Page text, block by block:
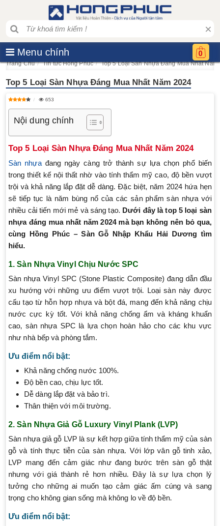
×
Menu chính 0
Trang Chủ Tin tức Hồng Phúc Top 5 Loại Sàn Nhựa Đáng Mua Nhất Năm
Top 5 Loại Sàn Nhựa Đáng Mua Nhất Năm 2024
653
Nội dung chính
Top 5 Loại Sàn Nhựa Đáng Mua Nhất Năm 2024
Sàn nhựađang ngày càng trở thành sự lựa chọn phổ biến
trong thiết kế nội thất nhờ vào tính thẩm mỹ cao, độ bền vượt
trội và khả năng lắp đặt dễ dàng. Đặc biệt, năm 2024 hứa hẹn
sẽ tiếp tục là năm bùng nổ của các sản phẩm sàn nhựa với
nhiều cải tiến mới mẻ và sáng tạo. Dưới đây là top 5 loại sàn
nhựa đáng mua nhất năm 2024 mà bạn không nên bỏ qua,
cùng Hồng Phúc – Sàn Gỗ Nhập Khẩu Hải Dương tìm
hiểu.
1. Sàn Nhựa Vinyl Chịu Nước SPC
Sàn nhựa Vinyl SPC (Stone Plastic Composite) đang dẫn đầu
xu hướng với những ưu điểm vượt trội. Loại sàn này được
cấu tạo từ hỗn hợp nhựa và bột đá, mang đến khả năng chịu
nước cực kỳ tốt. Với khả năng chống ẩm và kháng khuẩn
cao, sàn nhựa SPC là lựa chọn hoàn hảo cho các khu vực
như nhà bếp và phòng tắm.
Ưu điểm nổi bật:
Khả năng chống nước 100%.
Độ bền cao, chịu lực tốt.
Dễ dàng lắp đặt và bảo trì.
Thân thiện với môi trường.
2. Sàn Nhựa Giả Gỗ Luxury Vinyl Plank (LVP)
Sàn nhựa giả gỗ LVP là sự kết hợp giữa tính thẩm mỹ của sàn
gỗ và tính thực tiễn của sàn nhựa. Với lớp vân gỗ tinh xảo,
LVP mang đến cảm giác như đang bước trên sàn gỗ thật
nhưng với giá thành rẻ hơn nhiều. Đây là sự lựa chọn lý
tưởng cho những ai muốn tạo cảm giác ấm cúng và sang
trọng cho không gian sống mà không lo về độ bền.
Ưu điểm nổi bật: